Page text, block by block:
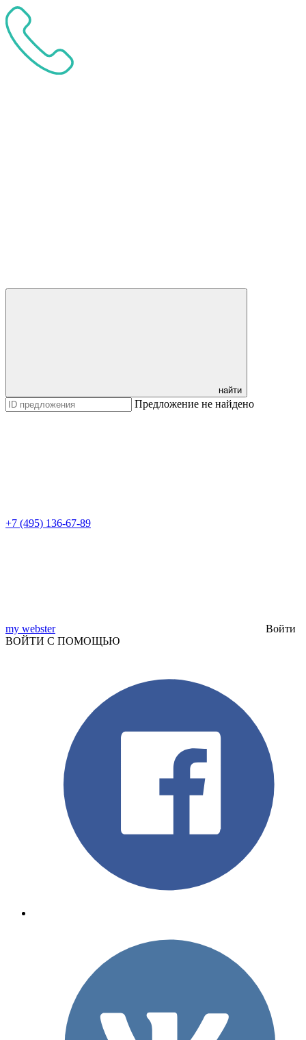
найти
Предложение не найдено
+7 (495) 136-67-89
my webster
Войти
ВОЙТИ С ПОМОЩЬЮ